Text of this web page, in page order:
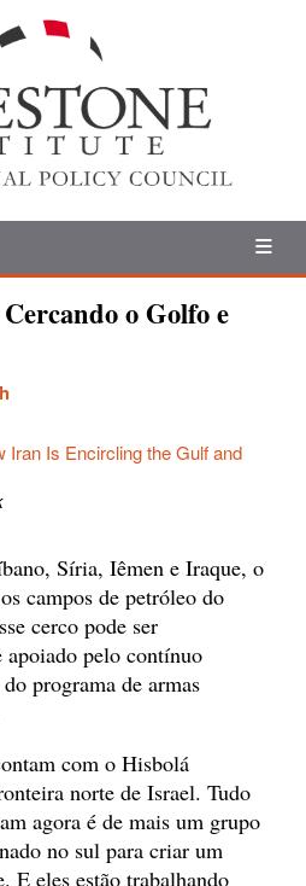
o Golfo e
Iran Is Encircling the Gulf and
Síria, Iêmen e Iraque, o
campos de petróleo do
cerco pode ser
apoiado pelo contínuo
programa de armas
com o Hisbolá
norte de Israel. Tudo
agora é de mais um grupo
no sul para criar um
E eles estão trabalhando